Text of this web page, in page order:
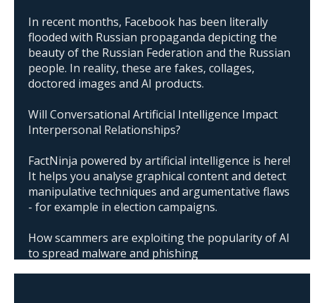
In recent months, Facebook has been literally
flooded with Russian propaganda depicting the
beauty of the Russian Federation and the Russian
people. In reality, these are fakes, collages,
doctored images and AI products.
Will Conversational Artificial Intelligence Impact
Interpersonal Relationships?
FactNinja powered by artificial intelligence is here!
It helps you analyse graphical content and detect
manipulative techniques and argumentative flaws
- for example in election campaigns.
How scammers are exploiting the popularity of AI
to spread malware and phishing